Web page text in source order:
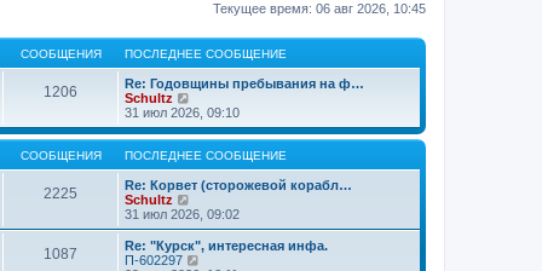
Текущее время: 06 авг 2026, 10:45
СООБЩЕНИЯ ПОСЛЕДНЕЕ СООБЩЕНИЕ
1206
Re: Годовщины пребывания на ф…
Schultz
е
р
е
й
т
и
п
о
с
л
31 июл 2026, 09:10
СООБЩЕНИЯ ПОСЛЕДНЕЕ СООБЩЕНИЕ
2225
Re: Корвет (сторожевой корабл…
Schultz
е
р
е
й
31 июл 2026, 09:02
1087
Re: "Курск", интересная инфа.
П-602297